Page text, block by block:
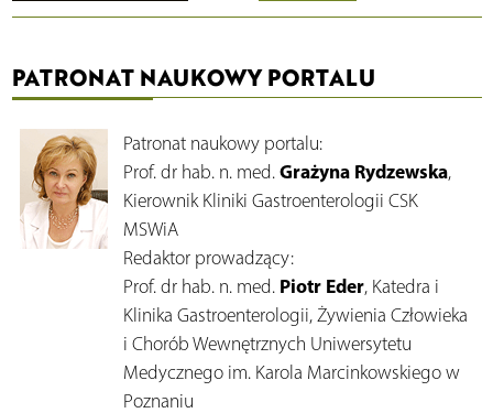
PATRONAT NAUKOWY PORTALU
Patronat naukowy portalu:
Prof. dr hab. n. med. Grażyna Rydzewska,
Kierownik Kliniki Gastroenterologii CSK
MSWiA
Redaktor prowadzący:
Prof. dr hab. n. med. Piotr Eder, Katedra i
Klinika Gastroenterologii, Żywienia Człowieka
i Chorób Wewnętrznych Uniwersytetu
Medycznego im. Karola Marcinkowskiego w
Poznaniu